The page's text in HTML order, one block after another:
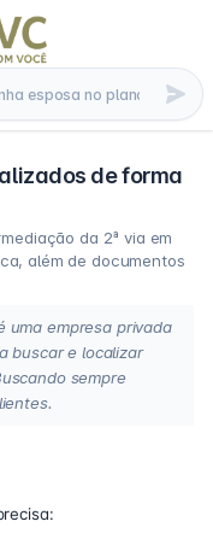
de forma
da 2ª via em
além de documentos
uma empresa privada
buscar e localizar
sempre